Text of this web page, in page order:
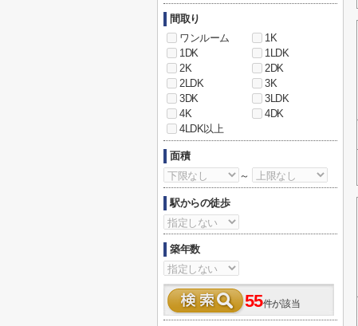
間取り
ワンルーム
1K
1DK
1LDK
2K
2DK
2LDK
3K
3DK
3LDK
4K
4DK
4LDK以上
面積
～
駅からの徒歩
築年数
55件が該当